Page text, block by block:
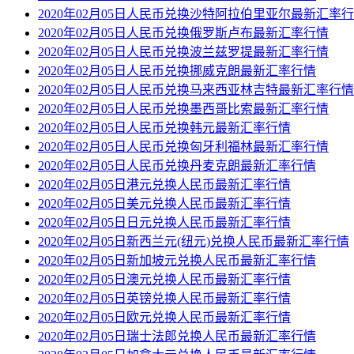
2020年02月05日人民币兑换沙特阿拉伯里亚尔最新汇率
2020年02月05日人民币兑换俄罗斯卢布最新汇率行情
2020年02月05日人民币兑换波兰兹罗提最新汇率行情
2020年02月05日人民币兑换挪威克朗最新汇率行情
2020年02月05日人民币兑换马来西亚林吉特最新汇率行情
2020年02月05日人民币兑换墨西哥比索最新汇率行情
2020年02月05日人民币兑换韩元最新汇率行情
2020年02月05日人民币兑换匈牙利福林最新汇率行情
2020年02月05日人民币兑换丹麦克朗最新汇率行情
2020年02月05日港元兑换人民币最新汇率行情
2020年02月05日美元兑换人民币最新汇率行情
2020年02月05日日元兑换人民币最新汇率行情
2020年02月05日新西兰元(纽元)兑换人民币最新汇率行情
2020年02月05日新加坡元兑换人民币最新汇率行情
2020年02月05日澳元兑换人民币最新汇率行情
2020年02月05日英镑兑换人民币最新汇率行情
2020年02月05日欧元兑换人民币最新汇率行情
2020年02月05日瑞士法郎兑换人民币最新汇率行情